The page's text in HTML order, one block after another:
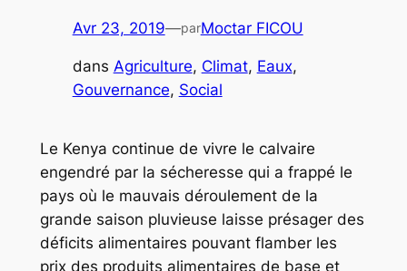
Avr 23, 2019—parMoctar FICOU
dans Agriculture, Climat, Eaux
Gouvernance, Social
Le Kenya continue de vivre le calvaire
engendré par la sécheresse qui a frappé le
pays où le mauvais déroulement de la
grande saison pluvieuse laisse présager des
déficits alimentaires pouvant flamber les
prix des produits alimentaires de base et